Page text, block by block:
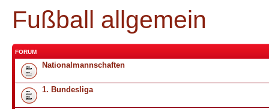
Fußball allgemein
FORUM
Nationalmannschaften
1. Bundesliga